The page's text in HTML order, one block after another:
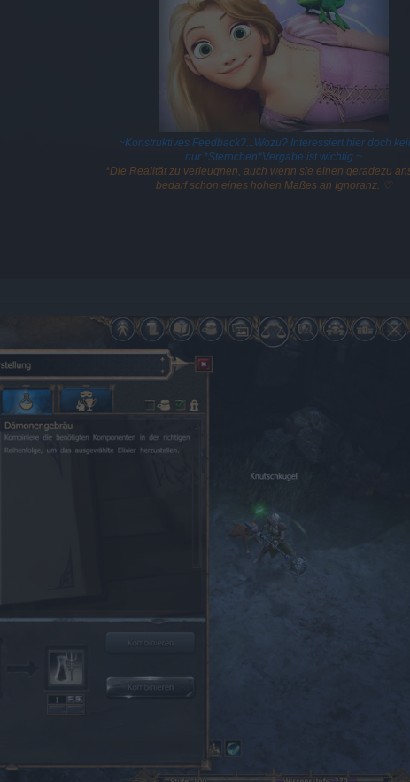
~Konstruktives Feedback?...Wozu? Interessiert hier doch
nur *Sternchen*Vergabe ist wichtig.~
*Die Realität zu verleugnen, auch wenn sie einen geradezu
bedarf schon eines hohen Maßes an Ignoranz. ♡